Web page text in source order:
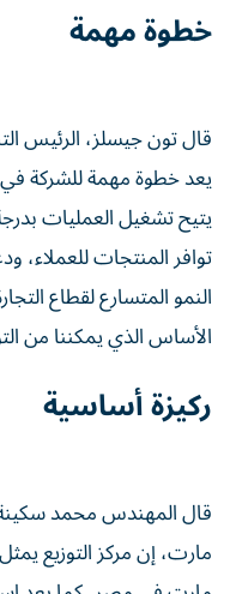
خطوة مهمة
قال تون جيسلز، الرئيس
يعد خطوة مهمة للشركة
يتيح تشغيل العمليات
توافر المنتجات
النمو المتسارع لقطاع
الأساس الذي يمكننا من
ركيزة أساسية
قال المهندس محمد
مارت، إن مركز التوزيع